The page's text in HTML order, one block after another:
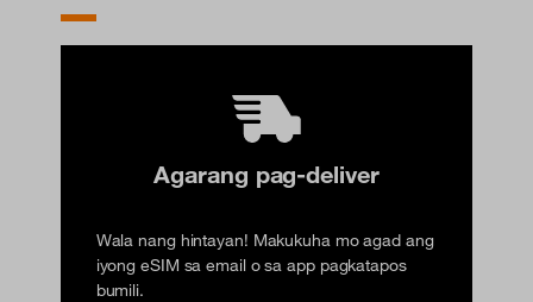
Agarang pag-deliver
Wala nang hintayan! Makukuha mo agad ang
iyong eSIM sa email o sa app pagkatapos
bumili.